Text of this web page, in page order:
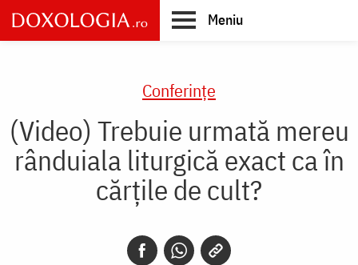
Skip
to
main
Meniu
Conferințe
(Video) Trebuie urmată mereu
rânduiala liturgică exact ca în
cărțile de cult?